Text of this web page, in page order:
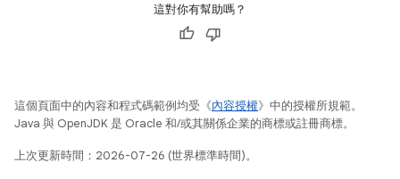
這對你有幫助嗎？
這個頁面中的內容和程式碼範例均受《內容授權》中的授權所規範。
Java 與 OpenJDK 是 Oracle 和/或其關係企業的商標或註冊商標。
上次更新時間：2026-07-26 (世界標準時間)。